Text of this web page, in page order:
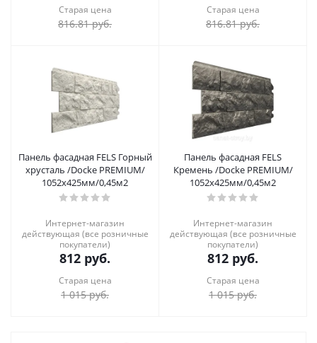
Старая цена
816.81руб.
Старая цена
816.81руб.
Панель фасадная FELS Горный
хрусталь /Docke PREMIUM/
1052х425мм/0,45м2
Интернет-магазин
действующая (все розничные
покупатели)
812 руб.
Старая цена
1 015руб.
Панель фасадная FELS
Кремень /Docke PREMIUM/
1052х425мм/0,45м2
Интернет-магазин
действующая (все розничные
покупатели)
812 руб.
Старая цена
1 015руб.